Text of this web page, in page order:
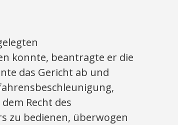
konnte, beantragte er die
das Gericht ab und
Recht des
zu bedienen, überwogen